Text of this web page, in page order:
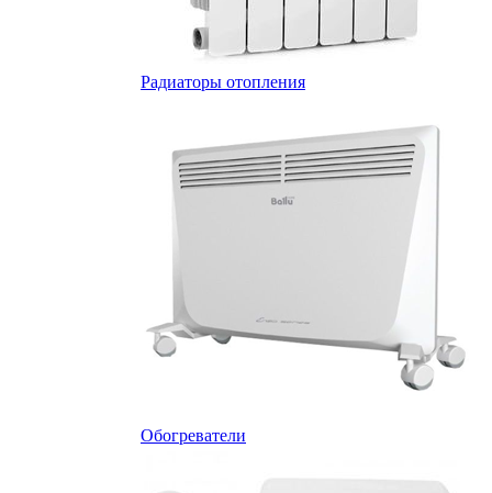
Радиаторы отопления
Обогреватели